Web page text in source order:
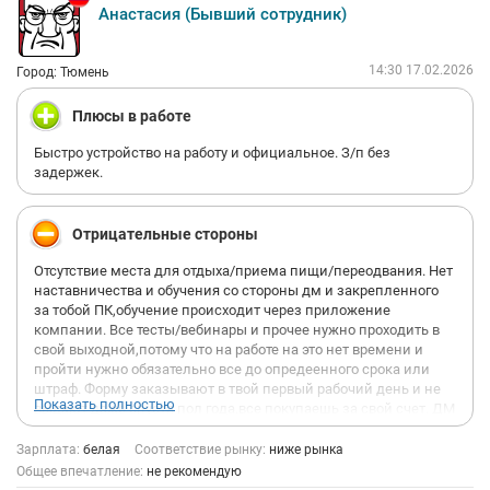
Анастасия (Бывший сотрудник)
Город: Тюмень 14:30 17.02.2026
Плюсы в работе
Быстро устройство на работу и официальное. З/п без
задержек.
Отрицательные стороны
Отсутствие места для отдыха/приема пищи/переодвания. Нет
наставничества и обучения со стороны дм и закрепленного
за тобой ПК,обучение происходит через приложение
компании. Все тесты/вебинары и прочее нужно проходить в
свой выходной,потому что на работе на это нет времени и
пройти нужно обязательно все до опредеенного срока или
штраф. Форму заказывают в твой первый рабочий день и не
выдают даже спустя пол года,все покупаешь за свой счет. ДМ
не заинтересован в том что бы у стажеров формировалось
хорошее мнение к месту работы,ей важно на собеседовании
рассказать минимум информации и на стажировочном дне
Показать полностью
Зарплата: белая Соответствие рынку: ниже рынка
Общее впечатление: не рекомендую